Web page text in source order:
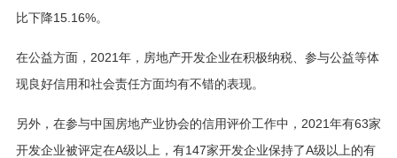
比下降15.16%。
在公益方面，2021年，房地产开发企业在积极纳税、参与公益等体
现良好信用和社会责任方面均有不错的表现。
另外，在参与中国房地产业协会的信用评价工作中，2021年有63家
开发企业被评定在A级以上，有147家开发企业保持了A级以上的有